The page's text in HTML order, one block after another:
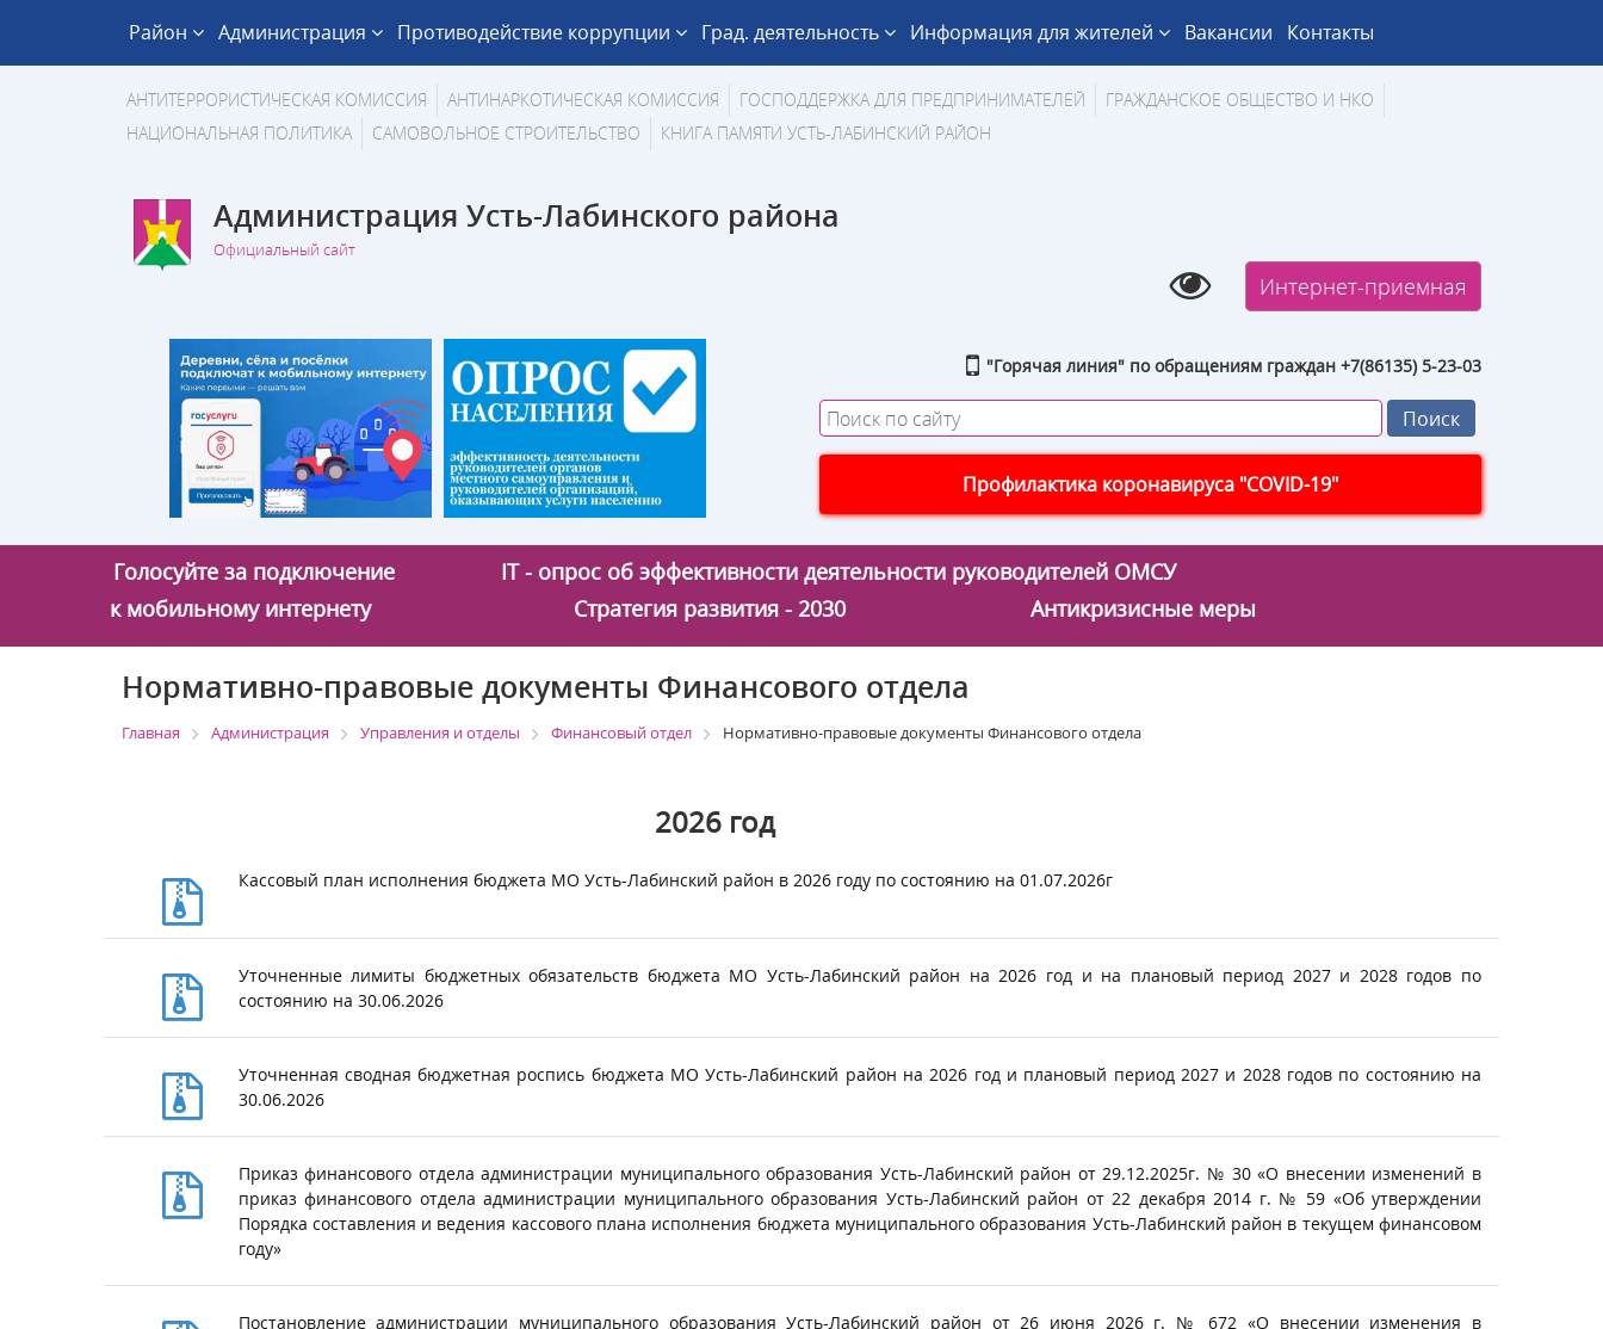
Район Администрация Противодействие коррупции Град. деятельность Информация для жителей Вакансии Контакты
АНТИТЕРРОРИСТИЧЕСКАЯ КОМИССИЯ АНТИНАРКОТИЧЕСКАЯ КОМИССИЯ ГОСПОДДЕРЖКА ДЛЯ ПРЕДПРИНИМАТЕЛЕЙ
ГРАЖДАНСКОЕ ОБЩЕСТВО И НКО
НАЦИОНАЛЬНАЯ ПОЛИТИКА
САМОВОЛЬНОЕ СТРОИТЕЛЬСТВО КНИГА ПАМЯТИ УСТЬ-ЛАБИНСКИЙ РАЙОН
Администрация Усть-Лабинского района
Официальный сайт
Интернет-приемная
"Горячая линия" по обращениям граждан +7(86135) 5-23-03
Профилактика коронавируса "COVID-19"
Голосуйте за подключение
IT - опрос об эффективности деятельности руководителей ОМСУ
к мобильному интернету
Стратегия развития - 2030 Антикризисные меры
Нормативно-правовые документы Финансового отдела
Главная Администрация Управления и отделы Финансовый отдел Нормативно-правовые документы Финансового отдела
2026 год
Кассовый план исполнения бюджета МО Усть-Лабинский район в 2026 году по состоянию на 01.07.2026г
Уточненные лимиты бюджетных обязательств бюджета МО Усть-Лабинский район на 2026 год и на плановый период 2027 и 2028 годов по
состоянию на 30.06.2026
Уточненная сводная бюджетная роспись бюджета МО Усть-Лабинский район на 2026 год и плановый период 2027 и 2028 годов по состоянию на
30.06.2026
Приказ финансового отдела администрации муниципального образования Усть-Лабинский район от 29.12.2025г. № 30 «О внесении изменений в
приказ финансового отдела администрации муниципального образования Усть-Лабинский район от 22 декабря 2014 г. № 59 «Об утверждении
Порядка составления и ведения кассового плана исполнения бюджета муниципального образования Усть-Лабинский район в текущем финансовом
году»
Постановление администрации муниципального образования Усть-Лабинский район от 26 июня 2026 г. № 672 «О внесении изменения в